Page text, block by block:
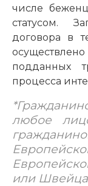
числе
статусом.
договора в
подданных
процесса
любое
или